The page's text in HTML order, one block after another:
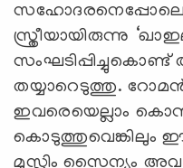
സഹോദരനെപ്പോലെ
സ്ത്രീയായിരുന്നു
തയ്യാറെടുത്തു.
ഇവരെയെല്ലാം
കൊടുത്തുവെങ്കിലും ഈ
മുസ്ലിം സൈന്യം